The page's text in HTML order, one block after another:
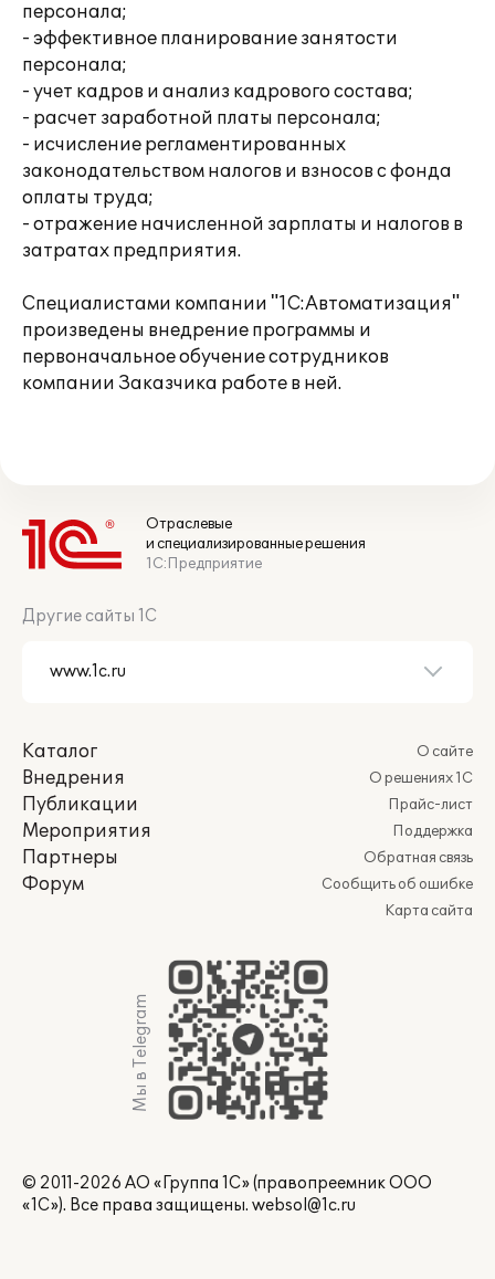
персонала;
- эффективное планирование занятости
персонала;
- учет кадров и анализ кадрового состава;
- расчет заработной платы персонала;
- исчисление регламентированных
законодательством налогов и взносов с фонда
оплаты труда;
- отражение начисленной зарплаты и налогов в
затратах предприятия.
Специалистами компании "1С:Автоматизация"
произведены внедрение программы и
первоначальное обучение сотрудников
компании Заказчика работе в ней.
Отраслевые
и специализированные решения
1С:Предприятие
Другие сайты 1С
Каталог
Внедрения
Публикации
Мероприятия
Партнеры
Форум
О сайте
О решениях 1С
Прайс-лист
Поддержка
Обратная связь
Сообщить об ошибке
Карта сайта
Мы в Telegram
© 2011-2026 АО «Группа 1С» (правопреемник ООО
«1С»). Все права защищены. websol@1c.ru